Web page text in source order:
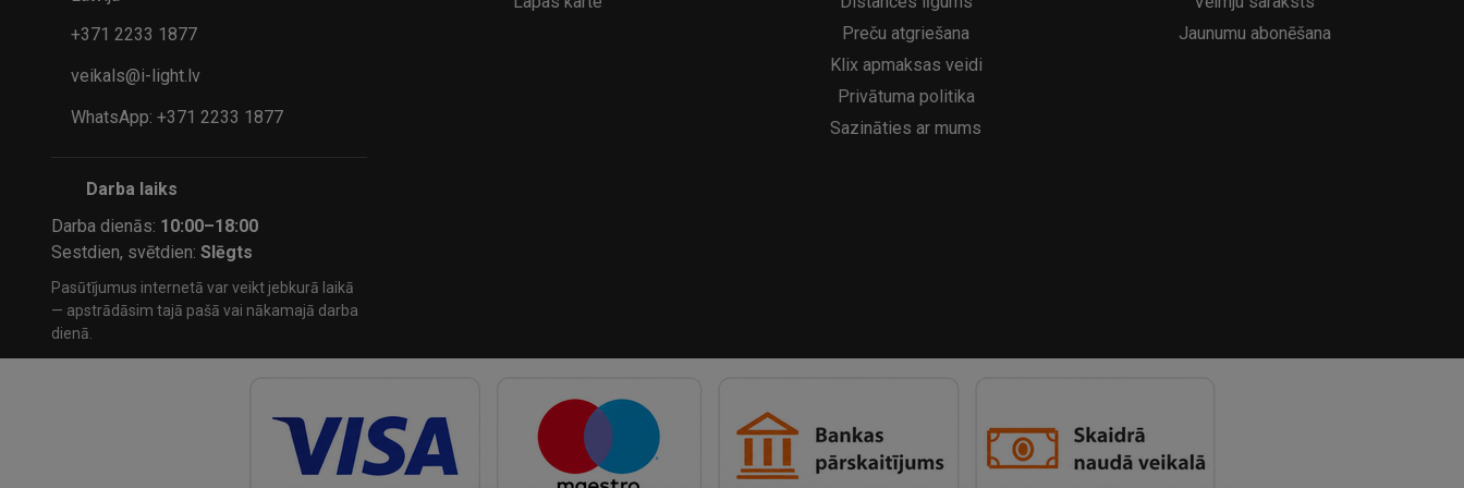
+371 2233 1877
veikals@i-light.lv
WhatsApp: +371 2233 1877
Darba laiks
Darba dienās: 10:00–18:00
Sestdien, svētdien:Slēgts
Pasūtījumus internetā var veikt jebkurā laikā
— apstrādāsim tajā pašā vai nākamajā darba
dienā.
Preču atgriešana
Klix apmaksas veidi
Privātuma politika
Sazināties ar mums
Jaunumu abonēšana